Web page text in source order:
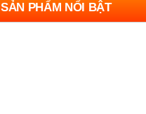
SẢN PHẨM NỔI BẬT